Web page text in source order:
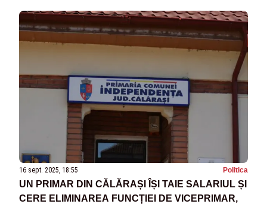
16 sept. 2025, 18:55 Politica
UN PRIMAR DIN CĂLĂRAȘI ÎȘI TAIE SALARIUL ȘI
CERE ELIMINAREA FUNCȚIEI DE VICEPRIMAR,